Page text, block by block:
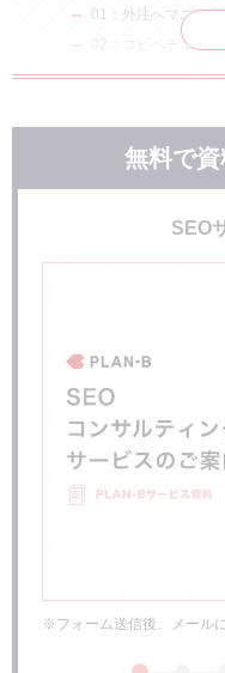
01：外注へマニュ
02：コピペチェッ
コピペでも上がる
コピペしなければ
まとめ：コピペを
無料で
※フォーム送信後、メール
SEO